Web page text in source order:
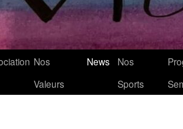
Nos
Valeurs
News
Nos
Sports